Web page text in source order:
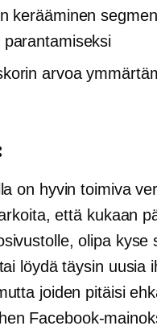
kerääminen
arvoa
on hyvin toimiva
että kukaan
olipa
löydä täysin uusia
joiden pitäisi
Facebook-